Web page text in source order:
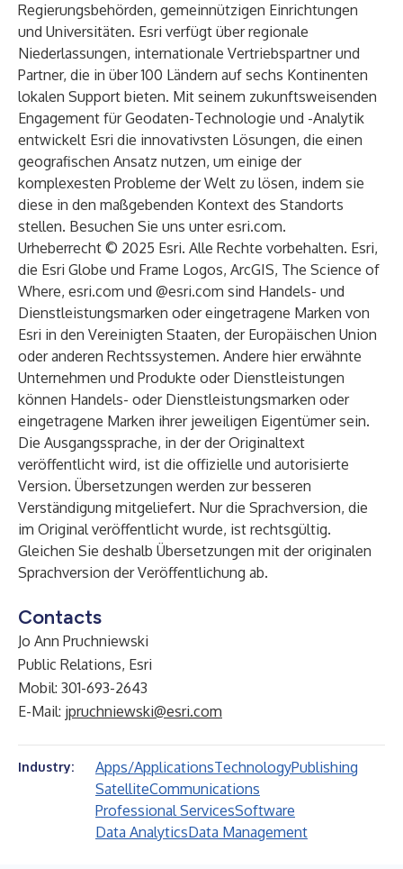
Regierungsbehörden, gemeinnützigen Einrichtungen
und Universitäten. Esri verfügt über regionale
Niederlassungen, internationale Vertriebspartner und
Partner, die in über 100 Ländern auf sechs Kontinenten
lokalen Support bieten. Mit seinem zukunftsweisenden
Engagement für Geodaten-Technologie und -Analytik
entwickelt Esri die innovativsten Lösungen, die einen
geografischen Ansatz nutzen, um einige der
komplexesten Probleme der Welt zu lösen, indem sie
diese in den maßgebenden Kontext des Standorts
stellen. Besuchen Sie uns unteresri.com.
Urheberrecht © 2025 Esri. Alle Rechte vorbehalten. Esri,
die Esri Globe und Frame Logos, ArcGIS, The Science of
Where, esri.com und @esri.com sind Handels- und
Dienstleistungsmarken oder eingetragene Marken von
Esri in den Vereinigten Staaten, der Europäischen Union
oder anderen Rechtssystemen. Andere hier erwähnte
Unternehmen und Produkte oder Dienstleistungen
können Handels- oder Dienstleistungsmarken oder
eingetragene Marken ihrer jeweiligen Eigentümer sein.
Die Ausgangssprache, in der der Originaltext
veröffentlicht wird, ist die offizielle und autorisierte
Version. Übersetzungen werden zur besseren
Verständigung mitgeliefert. Nur die Sprachversion, die
im Original veröffentlicht wurde, ist rechtsgültig.
Gleichen Sie deshalb Übersetzungen mit der originalen
Sprachversion der Veröffentlichung ab.
Contacts
Jo Ann Pruchniewski
Public Relations, Esri
Mobil: 301-693-2643
E-Mail: jpruchniewski@esri.com
Industry: Apps/ApplicationsTechnologyPublishing
SatelliteCommunications
Professional ServicesSoftware
Data AnalyticsData Management